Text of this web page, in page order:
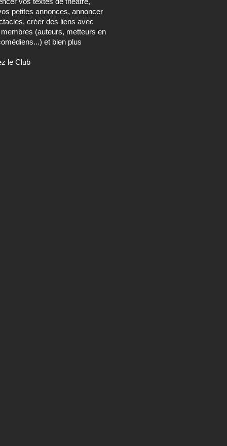
petites annonces, annoncer
créer des liens avec
(auteurs, metteurs en
et bien plus
le Club